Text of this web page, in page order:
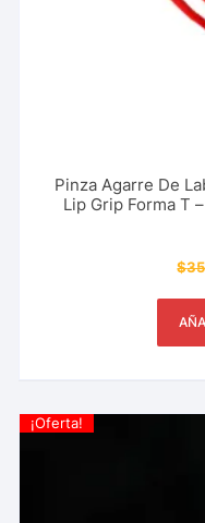
Pinza Agarre De
Lip Grip Forma T
$
¡Oferta!